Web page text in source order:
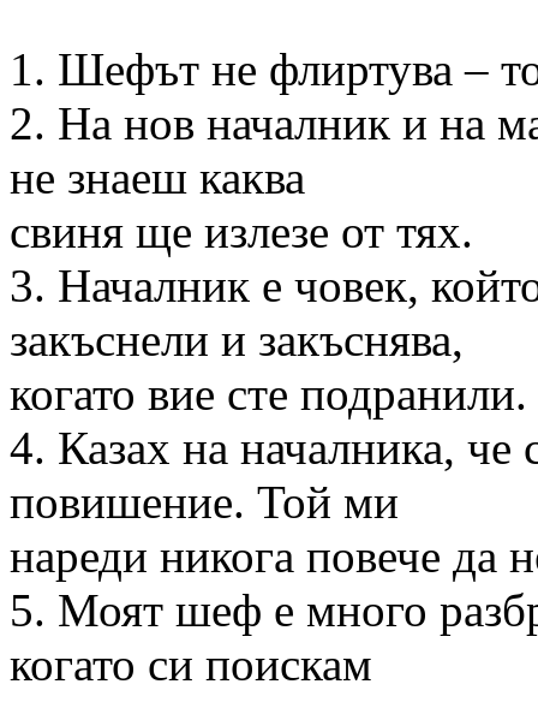
1. Шефът не флиртува –
2. На нов началник и на
не знаеш каква
свиня ще излезе от тях.
3. Началник е човек,
закъснели и закъснява,
когато вие сте подранили.
4. Казах на началника, че
повишение. Той ми
нареди никога повече да
5. Моят шеф е много
когато си поискам